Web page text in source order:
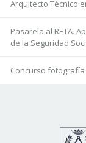
Arquitecto Técnico
Pasarela al RETA.
de la Seguridad
Concurso